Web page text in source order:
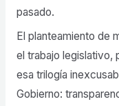
pasado.
El planteamiento de
el trabajo legislativo,
esa trilogía
Gobierno: